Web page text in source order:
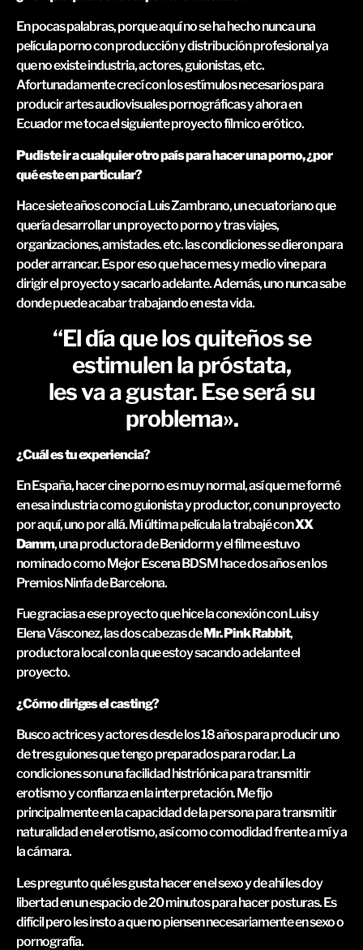
En pocas palabras, porque aquí no se ha hecho nunca una
película porno con producción y distribución profesional ya
que no existe industria, actores, guionistas, etc.
Afortunadamente crecí con los estímulos necesarios para
producir artes audiovisuales pornográficas y ahora en
Ecuador me toca el siguiente proyecto fílmico erótico.
Pudiste ir a cualquier otro país para hacer una porno, ¿por
qué este en particular?
Hace siete años conocí a Luis Zambrano, un ecuatoriano que
quería desarrollar un proyecto porno y tras viajes,
organizaciones, amistades. etc. las condiciones se dieron para
poder arrancar. Es por eso que hace mes y medio vine para
dirigir el proyecto y sacarlo adelante. Además, uno nunca sabe
donde puede acabar trabajando en esta vida.
“El día que los quiteños se
estimulen la próstata,
les va a gustar. Ese será su
problema».
¿Cuál es tu experiencia?
En España, hacer cine porno es muy normal, así que me formé
en esa industria como guionista y productor, con un proyecto
por aquí, uno por allá. Mi última película la trabajé conXX
Damm, una productora de Benidorm y el filme estuvo
nominado como Mejor Escena BDSM hace dos años en los
Premios Ninfa de Barcelona.
Fue gracias a ese proyecto que hice la conexión con Luis y
Elena Vásconez, las dos cabezas deMr. Pink Rabbit,
productora local con la que estoy sacando adelante el
proyecto.
¿Cómo diriges el casting?
Busco actrices y actores desde los 18 años para producir uno
de tres guiones que tengo preparados para rodar. La
condiciones son una facilidad histriónica para transmitir
erotismo y confianza en la interpretación. Me fijo
principalmente en la capacidad de la persona para transmitir
naturalidad en el erotismo, así como comodidad frente a mí y a
la cámara.
Les pregunto qué les gusta hacer en el sexo y de ahí les doy
libertad en un espacio de 20 minutos para hacer posturas. Es
difícil pero les insto a que no piensen necesariamente en sexo o
pornografía.